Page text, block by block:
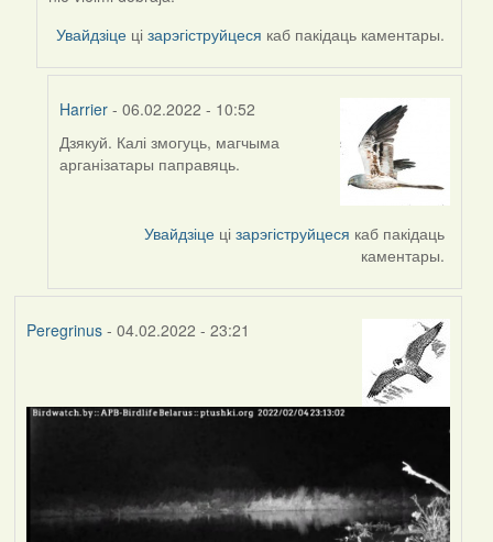
reply
to
Harrier
Увайдзіце цізарэгіструйцеся каб пакідаць каментары.
Harrier- 06.02.2022 - 10:52
In
reply
Дзякуй. Калі змогуць, магчыма
арганізатары паправяць.
Увайдзіце цізарэгіструйцеся каб пакідаць
каментары.
Peregrinus- 04.02.2022 - 23:21